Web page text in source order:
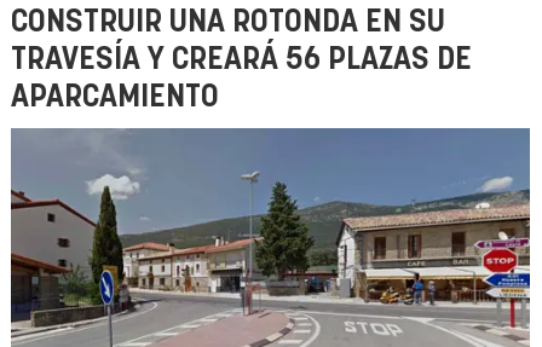
CONSTRUIR UNA ROTONDA EN SU
TRAVESÍA Y CREARÁ 56 PLAZAS DE
APARCAMIENTO